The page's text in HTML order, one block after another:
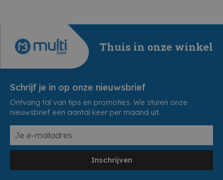
Thuis in onze winkel
Schrijf je in op onze nieuwsbrief
Ontvang tal van tips en promoties. We sturen onze
nieuwsbrief een aantal keer per maand uit.
Inschrijven